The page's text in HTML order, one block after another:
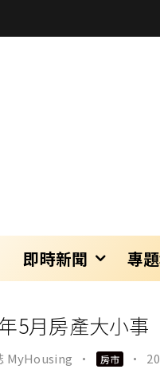
即時新聞 專
5月房產大小事
MyHousing · 房市 ·